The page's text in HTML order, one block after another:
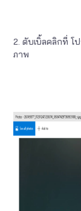
2. ดับเบิ้ลคลิกที่ โ
ภาพ